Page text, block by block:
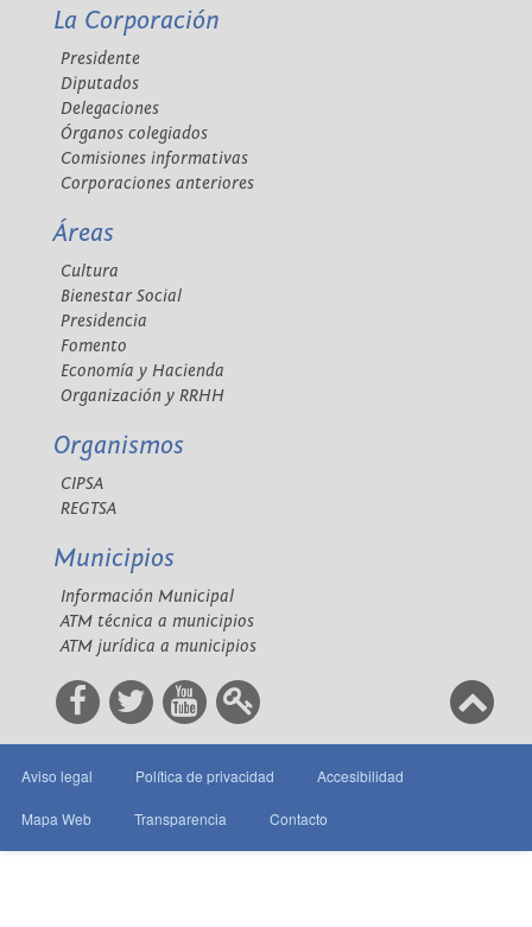
La Corporación
Presidente
Diputados
Delegaciones
Órganos colegiados
Comisiones informativas
Corporaciones anteriores
Áreas
Cultura
Bienestar Social
Presidencia
Fomento
Economía y Hacienda
Organización y RRHH
Organismos
CIPSA
REGTSA
Municipios
Información Municipal
ATM técnica a municipios
ATM jurídica a municipios
Aviso legal Política de privacidad Accesibilidad
Mapa Web Transparencia Contacto